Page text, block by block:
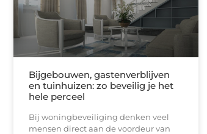
Bijgebouwen, gastenverblijven
en tuinhuizen: zo beveilig je het
hele perceel
Bij woningbeveiliging denken veel
mensen direct aan de voordeur van